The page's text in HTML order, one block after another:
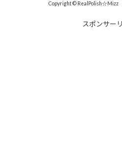
Copyright © RealPolish☆Mizz
スポンサー